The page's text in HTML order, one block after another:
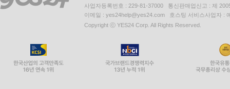
사업자등록번호 : 229-81-37000 통신판매업신고 : 제
이메일 : yes24help@yes24.com 호스팅 서비스사업자 :
Copyright ⓒ YES24 Corp. All Rights Reserved.